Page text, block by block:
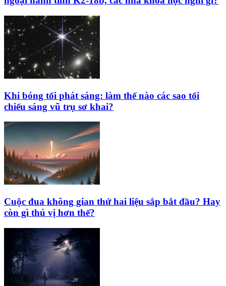
Khi bóng tối phát sáng: làm thế nào các sao tối
chiếu sáng vũ trụ sơ khai?
Cuộc đua không gian thứ hai liệu sắp bắt đầu? Hay
còn gì thú vị hơn thế?